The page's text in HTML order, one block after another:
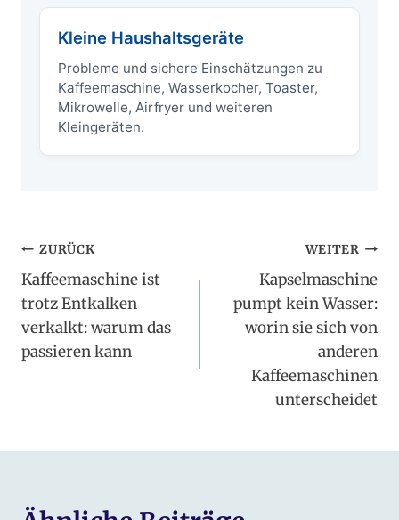
Kleine Haushaltsgeräte
Probleme und sichere Einschätzungen zu
Kaffeemaschine, Wasserkocher, Toaster,
Mikrowelle, Airfryer und weiteren
Kleingeräten.
Beitragsnavigation
ZURÜCK
Kaffeemaschine ist
trotz Entkalken
verkalkt: warum das
passieren kann
WEITER
Kapselmaschine
pumpt kein Wasser:
worin sie sich von
anderen
Kaffeemaschinen
unterscheidet